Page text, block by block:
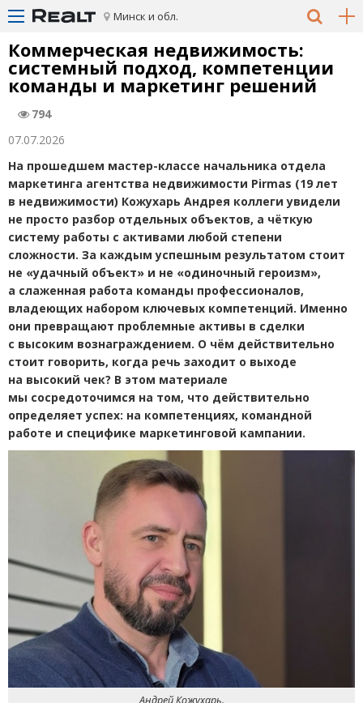
Минск и обл.
Коммерческая недвижимость:
системный подход, компетенции
команды и маркетинг решений
794
07.07.2026
На прошедшем мастер-классе начальника отдела
маркетинга агентства недвижимости Pirmas (19 лет
в недвижимости) Кожухарь Андрея коллеги увидели
не просто разбор отдельных объектов, а чёткую
систему работы с активами любой степени
сложности. За каждым успешным результатом стоит
не «удачный объект» и не «одиночный героизм»,
а слаженная работа команды профессионалов,
владеющих набором ключевых компетенций. Именно
они превращают проблемные активы в сделки
с высоким вознаграждением. О чём действительно
стоит говорить, когда речь заходит о выходе
на высокий чек? В этом материале
мы сосредоточимся на том, что действительно
определяет успех: на компетенциях, командной
работе и специфике маркетинговой кампании.
Андрей Кожухарь.